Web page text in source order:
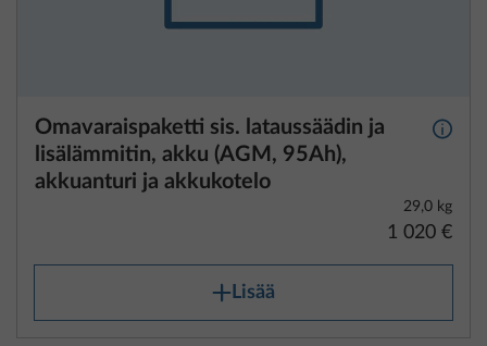
Omavaraispaketti sis. lataussäädin ja
lisälämmitin, akku (AGM, 95Ah),
akkuanturi ja akkukotelo
29,0 kg
1 020 €
Lisää